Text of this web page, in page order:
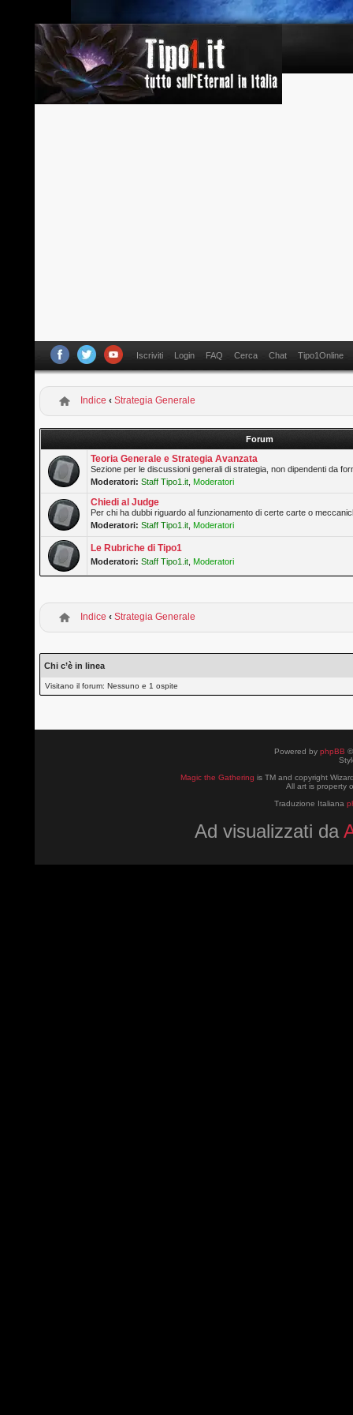
Iscriviti Login FAQ Cerca Chat Tipo1Online
Indice ‹ Strategia Generale
Forum
Teoria Generale e Strategia Avanzata
Sezione per le discussioni generali di strategia, non dipendenti da
Moderatori: Staff Tipo1.it Moderatori
Chiedi al Judge
Per chi ha dubbi riguardo al funzionamento di certe carte o
Moderatori: Staff Tipo1.it Moderatori
Le Rubriche di Tipo1
Moderatori: Staff Tipo1.it Moderatori
Indice ‹ Strategia Generale
Chi c’è in linea
Visitano il forum: Nessuno e 1 ospite
Powered by phpBB
Magic the Gathering is TM and copyright
All art is property
Traduzione Italiana
Ad visualizzati da